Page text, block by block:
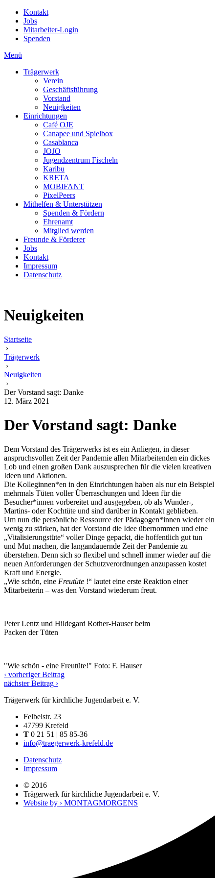
Kontakt
Jobs
Mitarbeiter-Login
Spenden
Menü
Trägerwerk
Verein
Geschäftsführung
Vorstand
Neuigkeiten
Einrichtungen
Café OJE
Canapee und Spielbox
Casablanca
JOJO
Jugendzentrum Fischeln
Karibu
KRETA
MOBIFANT
PixelPeers
Mithelfen & Unterstützen
Spenden & Fördern
Ehrenamt
Mitglied werden
Freunde & Förderer
Jobs
Kontakt
Impressum
Datenschutz
Neuigkeiten
Startseite
›
Trägerwerk
›
Neuigkeiten
›
Der Vorstand sagt: Danke
12. März 2021
Der Vorstand sagt: Danke
Dem Vorstand des Trägerwerks ist es ein Anliegen, in dieser
anspruchsvollen Zeit der Pandemie allen Mitarbeitenden ein dickes
Lob und einen großen Dank auszusprechen für die vielen kreativen
Ideen und Aktionen.
Die Kolleginnen*en in den Einrichtungen haben als nur ein Beispiel
mehrmals Tüten voller Überraschungen und Ideen für die
Besucher*innen vorbereitet und ausgegeben, ob als Wunder-,
Martins- oder Kochtüte und sind darüber in Kontakt geblieben.
Um nun die persönliche Ressource der Pädagogen*innen wieder ein
wenig zu stärken, hat der Vorstand die Idee übernommen und eine
„Vitalisierungstüte“ voller Dinge gepackt, die hoffentlich gut tun
und Mut machen, die langandauernde Zeit der Pandemie zu
überstehen. Denn sich so flexibel und schnell immer wieder auf die
neuen Anforderungen der Schutzverordnungen anzupassen kostet
Kraft und Energie.
„Wie schön, eine Freutüte !“ lautet eine erste Reaktion einer
Mitarbeiterin – was den Vorstand wiederum freut.
Peter Lentz und Hildegard Rother-Hauser beim
Packen der Tüten
"Wie schön - eine Freutüte!" Foto: F. Hauser
‹ vorheriger Beitrag
nächster Beitrag ›
Trägerwerk für kirchliche Jugendarbeit e. V.
Felbelstr. 23
47799 Krefeld
T 0 21 51 | 85 85-36
info@traegerwerk-krefeld.de
Datenschutz
Impressum
© 2016
Trägerwerk für kirchliche Jugendarbeit e. V.
Website by › MONTAGMORGENS